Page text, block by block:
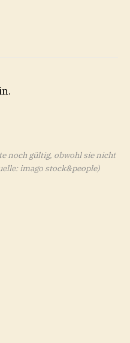
noch gültig, obwohl sie nicht
imago stock&people)